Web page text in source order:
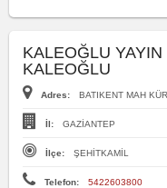
KALEOĞLU
KALEOĞLU
Adres: BATIKENT MAH
İl: GAZİANTEP
İlçe: ŞEHİTKAMİL
Telefon: 5422603800